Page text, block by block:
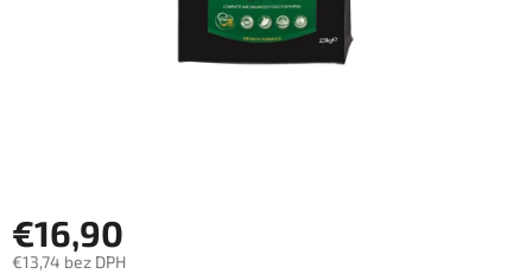
€16,90
€13,74 bez DPH